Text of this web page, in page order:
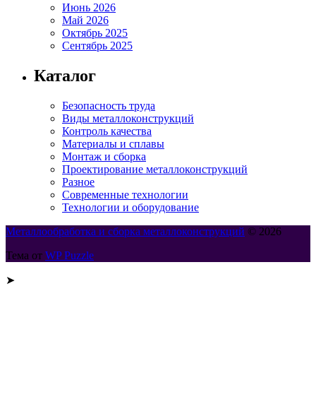
Июнь 2026
Май 2026
Октябрь 2025
Сентябрь 2025
Каталог
Безопасность труда
Виды металлоконструкций
Контроль качества
Материалы и сплавы
Монтаж и сборка
Проектирование металлоконструкций
Разное
Современные технологии
Технологии и оборудование
Металлообработка и сборка металлоконструкций © 2026
Тема от WP Puzzle
➤